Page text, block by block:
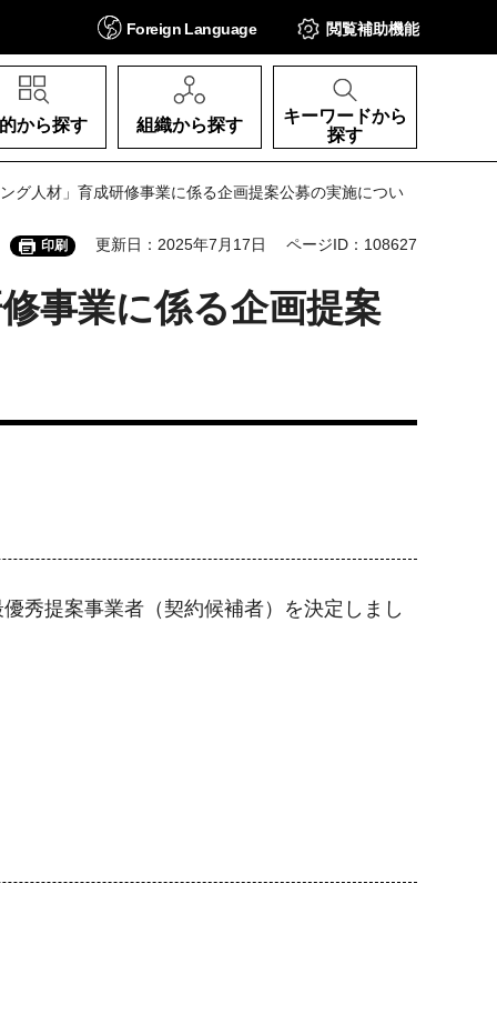
Foreign Language 閲覧補助機能
から探す 組織から探す
キーワードから
探す
グ人材」育成研修事業に係る企画提案公募の実施につい
印刷 更新日：2025年7月17日 ページID：108627
事業に係る企画提案
秀提案事業者（契約候補者）を決定しまし